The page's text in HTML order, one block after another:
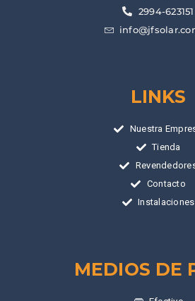
2994-623151
LINKS
Nuestra
Tienda
Contacto
Instalaciones
MEDIOS DE